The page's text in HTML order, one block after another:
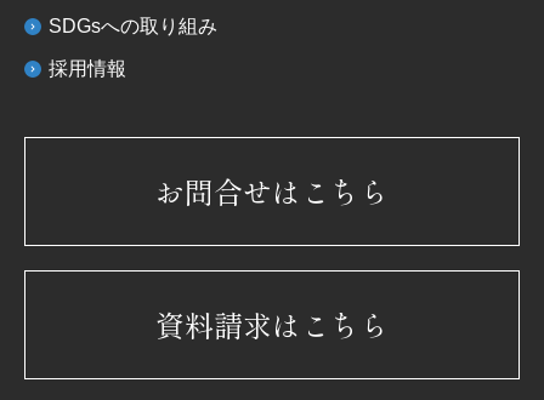
SDGsへの取り組み
採用情報
お問合せはこちら
資料請求はこちら